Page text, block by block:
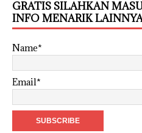
GRATIS SILAHKAN
INFO MENARIK
Name*
Email*